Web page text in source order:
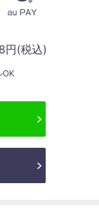
円(税込)
OK